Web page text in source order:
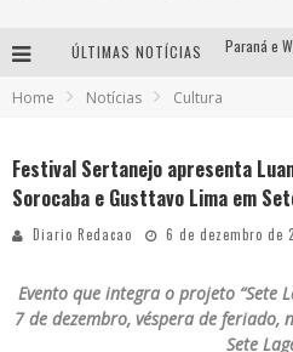
ÚLTIMAS NOTÍCIAS
Home Notícias Cultura
Festival Sertanejo apresenta
Sorocaba e Gusttavo Lima em
Diario Redacao 6 de dezembro de
Evento que integra o projeto “Sete
7 de dezembro, véspera de feriado,
Sete